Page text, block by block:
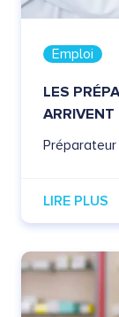
Emploi
LES
ARRIVENT
Préparateur
LIRE PLUS